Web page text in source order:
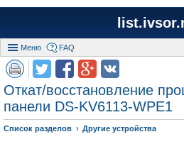
Меню FAQ
Откат/восстановление
панели DS-KV6113-WPE1
Список разделов Другие устройства